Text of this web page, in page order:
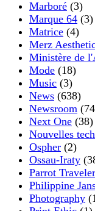
Marboré (3)
Marque 64 (3)
Matrice (4)
Merz
Ministère de
Mode (18)
Music (3)
News (638)
Newsroom
Next One (38)
Nouvelles
Ospher (2)
Ossau-Iraty
Parrot Traveler
Philippine
Photography